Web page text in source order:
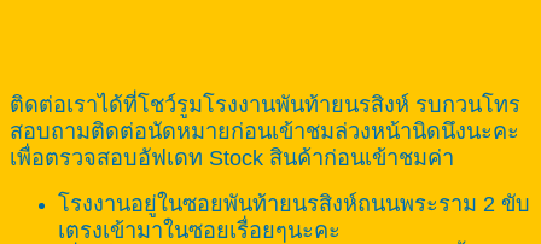
ติดต่อเราได้ที่โชว์รูมโรงงานพันท้ายนรสิงห์ รบกวนโทร
สอบถามติดต่อนัดหมายก่อนเข้าชมล่วงหน้านิดนึงนะคะ
เพื่อตรวจสอบอัฟเดท Stock สินค้าก่อนเข้าชมค่า
โรงงานอยู่ในซอยพันท้ายนรสิงห์ถนนพระราม 2 ขับ
เตรงเข้ามาในซอยเรื่อยๆนะคะ